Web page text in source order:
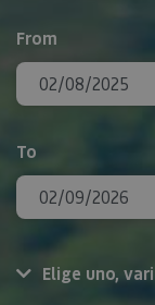
From
To
Elige uno,